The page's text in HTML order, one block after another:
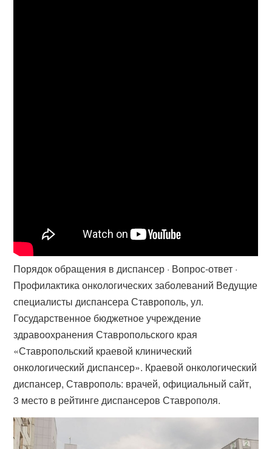
Порядок обращения в диспансер · Вопрос-ответ ·
Профилактика онкологических заболеваний Ведущие
специалисты диспансера Ставрополь, ул.
Государственное бюджетное учреждение
здравоохранения Ставропольского края
«Ставропольский краевой клинический
онкологический диспансер». Краевой онкологический
диспансер, Ставрополь: врачей, официальный сайт,
3 место в рейтинге диспансеров Ставрополя.